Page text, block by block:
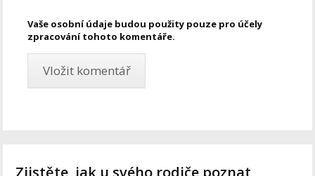
Vaše osobní údaje budou použity pouze pro účely
zpracování tohoto komentáře.